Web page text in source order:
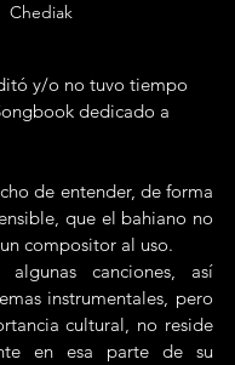
Chediak
y/o no tuvo tiempo
dedicado a
de entender, de forma
que el bahiano no
compositor al uso.
algunas canciones, así
instrumentales, pero
cultural, no reside
en esa parte de su